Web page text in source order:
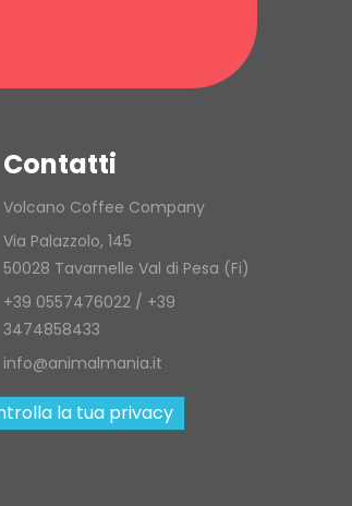
Contatti
Volcano Coffee Company
Via Palazzolo, 145
50028 Tavarnelle Val di Pesa (Fi)
+39 0557476022 / +39
3474858433
info@animalmania.it
la tua privacy